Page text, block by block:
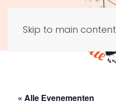
Skip to main content
« Alle Evenementen